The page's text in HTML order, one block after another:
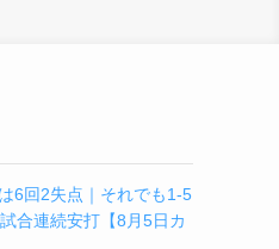
6回2失点｜それでも1-5
合連続安打【8月5日カ